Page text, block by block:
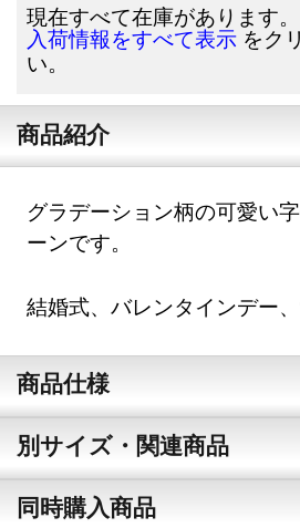
現在すべて在庫があります。
入荷情報をすべて表示 をク
い。
商品紹介
グラデーション柄の可愛い
ーンです。
結婚式、バレンタインデー
商品仕様
別サイズ・関連商品
同時購入商品